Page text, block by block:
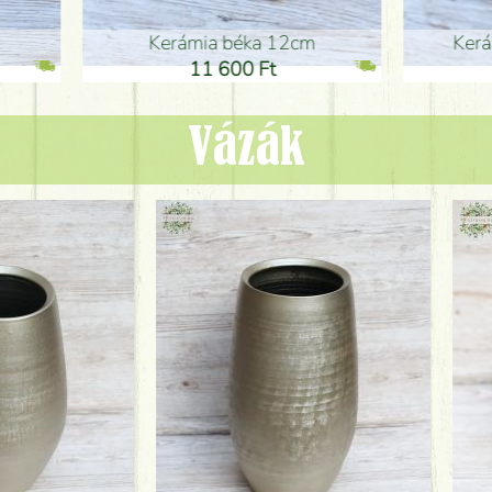
béka 12cm
600 Ft
Kerámia béka 12cm
11 600 Ft
Vázák